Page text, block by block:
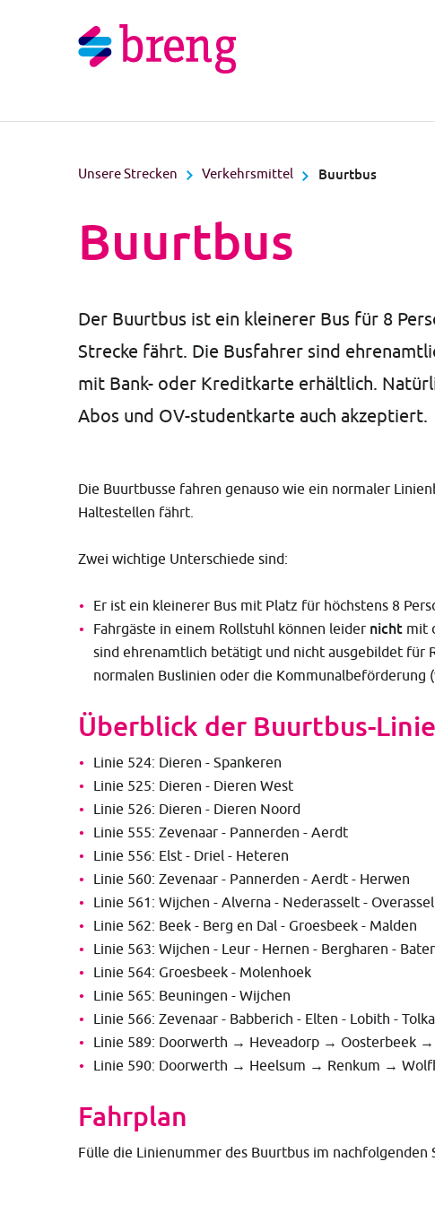
Unsere Strecken Verkehrsmittel Buurtbus
Buurtbus
Der Buurtbus ist ein kleinerer Bus für 8
Strecke fährt. Die Busfahrer sind
mit Bank- oder Kreditkarte erhältlich.
Abos und OV-studentkarte auch akzeptiert.
Die Buurtbusse fahren genauso wie ein normaler
Haltestellen fährt.
Zwei wichtige Unterschiede sind:
Er ist ein kleinerer Bus mit Platz für höchstens 8
​Fahrgäste in einem Rollstuhl können leider nicht mit
sind ehrenamtlich betätigt und nicht ausgebildet für
normalen Buslinien oder die Kommunalbeförderung
Überblick der Buurtbus-
Linie 524: Dieren - Spankeren
Linie 525: Dieren - Dieren West
Linie 526: Dieren - Dieren Noord
Linie 555: Zevenaar - Pannerden - Aerdt
Linie 556: Elst - Driel - Heteren
Linie 560: Zevenaar - Pannerden - Aerdt - Herwen
Linie 561: Wijchen - Alverna - Nederasselt -
Linie 562: Beek - Berg en Dal - Groesbeek - Malden
Linie 563: Wijchen - Leur - Hernen - Bergharen -
Linie 564: Groesbeek - Molenhoek
Linie 565: Beuningen - Wijchen
Linie 566: Zevenaar - Babberich - Elten - Lobith -
Linie 589: Doorwerth → Heveadorp →
Linie 590: Doorwerth → Heelsum → Renkum →
Fahrplan
Fülle die Linienummer des Buurtbus im nachfolgenden